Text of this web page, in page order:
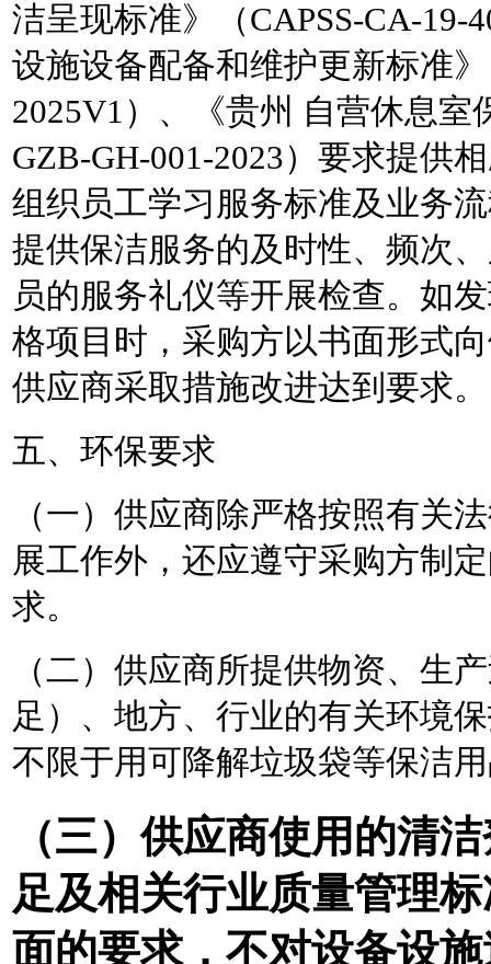
洁呈现标准》（CAPSS-CA-19-
设施设备配备和维护更新标准》
2025V1）、《贵州 自营休息室
GZB-GH-001-2023）要求提供
组织员工学习服务标准及业务
提供保洁服务的及时性、频次
员的服务礼仪等开展检查。如
格项目时，采购方以书面形式
供应商采取措施改进达到要求。
五、环保要求
（一）供应商除严格按照有关
展工作外，还应遵守采购方制
求。
（二）供应商所提供物资、生
足）、地方、行业的有关环境
不限于用可降解垃圾袋等保洁
（三）供应商使用的清
足及相关行业质量管理
面的要求，不对设备设